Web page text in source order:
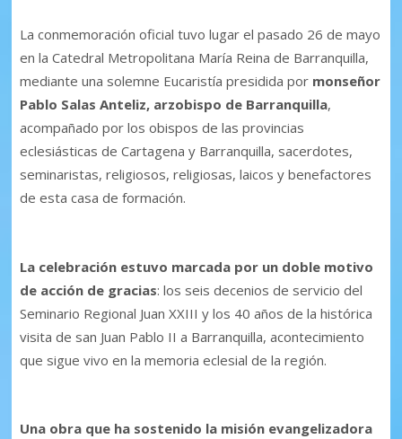
La conmemoración oficial tuvo lugar el pasado 26 de mayo
en la Catedral Metropolitana María Reina de Barranquilla,
mediante una solemne Eucaristía presidida por monseñor
Pablo Salas Anteliz, arzobispo de Barranquilla,
acompañado por los obispos de las provincias
eclesiásticas de Cartagena y Barranquilla, sacerdotes,
seminaristas, religiosos, religiosas, laicos y benefactores
de esta casa de formación.
La celebración estuvo marcada por un doble motivo
de acción de gracias: los seis decenios de servicio del
Seminario Regional Juan XXIII y los 40 años de la histórica
visita de san Juan Pablo II a Barranquilla, acontecimiento
que sigue vivo en la memoria eclesial de la región.
Una obra que ha sostenido la misión evangelizadora